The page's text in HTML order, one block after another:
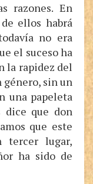
razones. En
ellos habrá
no era
el suceso ha
la rapidez del
género, sin un
una papeleta
dice que don
que este
tercer lugar,
ha sido de